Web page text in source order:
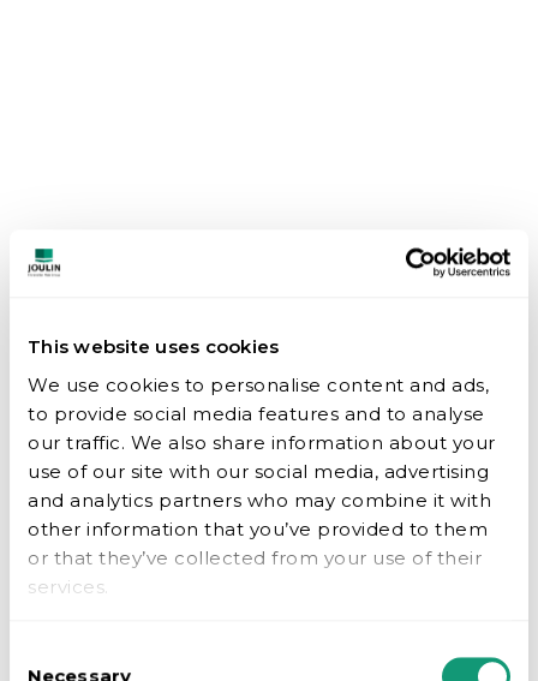
This website uses cookies
We use cookies to personalise content and ads,
to provide social media features and to analyse
our traffic. We also share information about your
use of our site with our social media, advertising
and analytics partners who may combine it with
other information that you’ve provided to them
or that they’ve collected from your use of their
services.
Necessary